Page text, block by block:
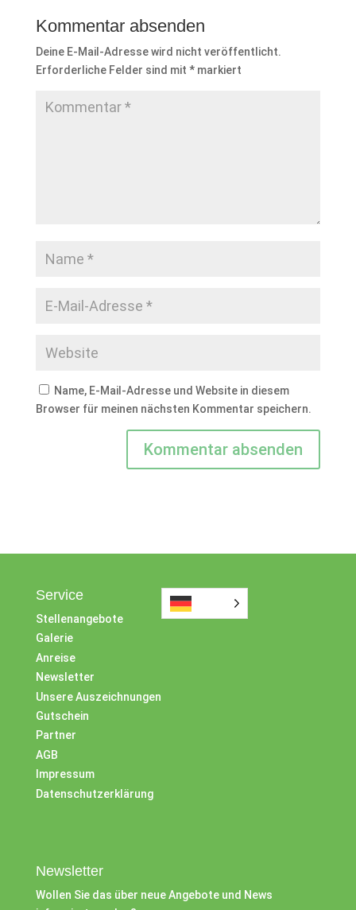
Kommentar absenden
Deine E-Mail-Adresse wird nicht veröffentlicht.
Erforderliche Felder sind mit *markiert
Name, E-Mail-Adresse und Website in diesem
Browser für meinen nächsten Kommentar speichern.
Service
Stellenangebote
Galerie
Anreise
Newsletter
Unsere Auszeichnungen
Gutschein
Partner
AGB
Impressum
Datenschutzerklärung
Newsletter
Wollen Sie das über neue Angebote und News